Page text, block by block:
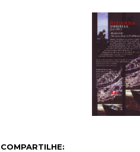
COMPARTILHE: